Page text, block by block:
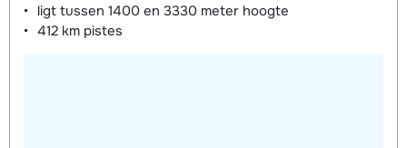
ligt tussen 1400 en 3330 meter hoogte
412 km pistes